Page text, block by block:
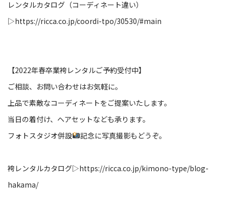
レンタルカタログ（コーディネート違い）
▷https://ricca.co.jp/coordi-tpo/30530/#main
【2022年春卒業袴レンタルご予約受付中】
ご相談、お問い合わせはお気軽に。
上品で素敵なコーディネートをご提案いたします。
当日の着付け、ヘアセットなども承ります。
フォトスタジオ併設
記念に写真撮影もどうぞ。
袴レンタルカタログ▷https://ricca.co.jp/kimono-type/blog-
hakama/